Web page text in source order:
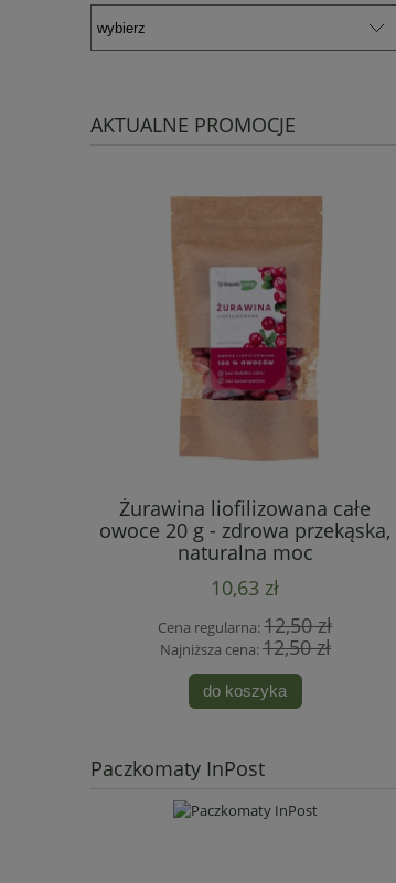
AKTUALNE PROMOCJE
Żurawina liofilizowana całe
owoce 20 g - zdrowa przekąska,
naturalna moc
10,63 zł
Cena regularna:12,50 zł
Najniższa cena:12,50 zł
do koszyka
Paczkomaty InPost